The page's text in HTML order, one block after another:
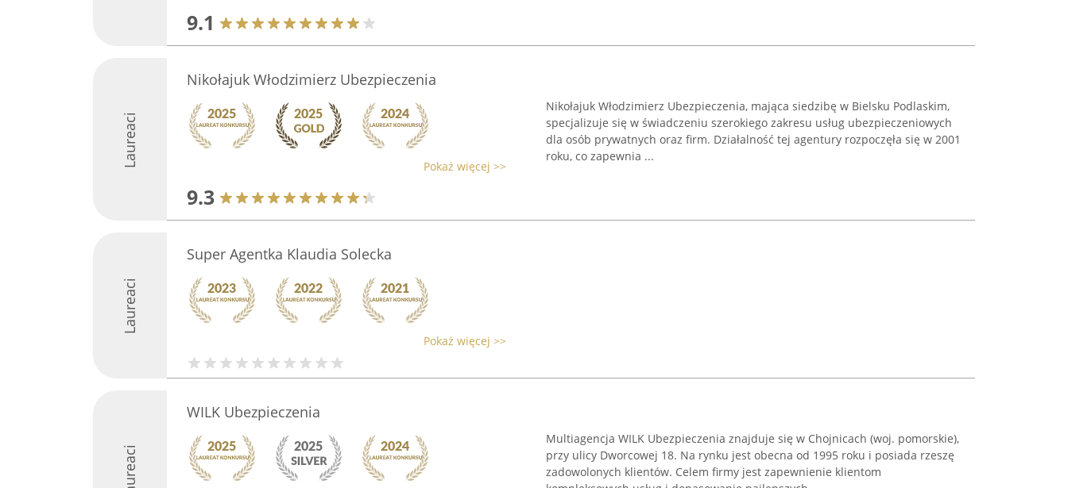
9.1
Laureaci
Nikołajuk Włodzimierz Ubezpieczenia
Pokaż więcej >>
9.3
Nikołajuk Włodzimierz Ubezpieczenia, mająca siedzibę w Bielsku Podlaskim,
specjalizuje się w świadczeniu szerokiego zakresu usług ubezpieczeniowych
dla osób prywatnych oraz firm. Działalność tej agentury rozpoczęła się w 2001
roku, co zapewnia ...
Laureaci
Super Agentka Klaudia Solecka
Pokaż więcej >>
Laureaci
WILK Ubezpieczenia
Multiagencja WILK Ubezpieczenia znajduje się w Chojnicach (woj. pomorskie),
przy ulicy Dworcowej 18. Na rynku jest obecna od 1995 roku i posiada rzeszę
zadowolonych klientów. Celem firmy jest zapewnienie klientom